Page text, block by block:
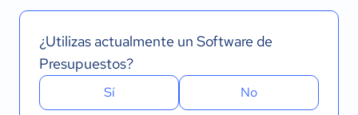
¿Utilizas actualmente un Software de
Presupuestos?
Sí No